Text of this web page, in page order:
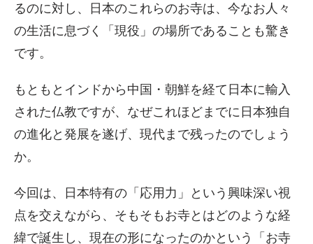
るのに対し、日本のこれらのお寺は、今なお人々
の生活に息づく「現役」の場所であることも驚き
です。
もともとインドから中国・朝鮮を経て日本に輸入
された仏教ですが、なぜこれほどまでに日本独自
の進化と発展を遂げ、現代まで残ったのでしょう
か。
今回は、日本特有の「応用力」という興味深い視
点を交えながら、そもそもお寺とはどのような経
緯で誕生し、現在の形になったのかという「お寺